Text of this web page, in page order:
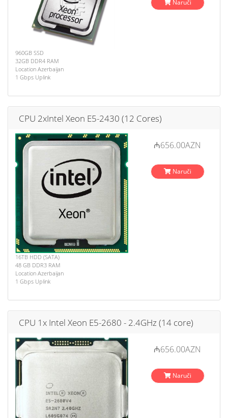
960GB SSD
32GB DDR4 RAM
Location Azerbaijan
1 Gbps Uplink
Naruči
CPU 2xIntel Xeon E5-2430 (12 Cores)
16TB HDD (SATA)
48 GB DDR3 RAM
Location Azerbaijan
1 Gbps Uplink
₼656.00AZN
Naruči
CPU 1x Intel Xeon E5-2680 - 2.4GHz (14 core)
₼656.00AZN
Naruči